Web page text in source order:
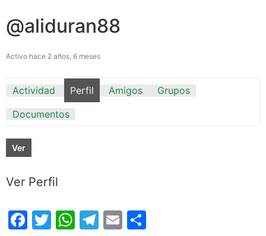
@aliduran88
Activo hace 2 años, 6 meses
Actividad Perfil Amigos
Grupos
Documentos
Ver
Ver Perfil
Facebook
Twitter
WhatsApp
Telegram
Email